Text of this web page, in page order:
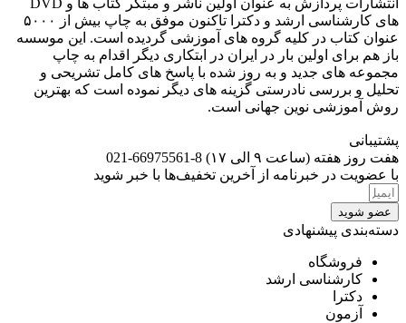
انتشارات پردازش به عنوان اولین ناشر و مبتکر کتاب ها و DVD
های کارشناسی ارشد و دکترا تاکنون موفق به چاپ بیش از ۵۰۰۰
عنوان کتاب در کلیه گروه های آموزشی گردیده است. این موسسه
باز هم برای اولین بار در ایران در ابتکاری دیگر اقدام به چاپ
مجموعه های جدید و به روز شده با پاسخ های کامل تشریحی و
تحلیل و بررسی نادرستی گزینه های دیگر نموده است که بهترین
روش آموزشی نوین جهانی است.
پشتیبانی
هفت روز هفته (ساعت ۹ الی ۱۷) 8-66975561-021
با عضویت در خبرنامه از آخرین تخفیف‌ها با خبر شوید
عضو شوید
دسته‌بندی پیشنهادی
فروشگاه
کارشناسی ارشد
دکترا
آزمون